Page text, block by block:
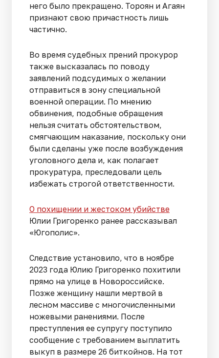
него было прекращено. Тороян и Агаян
признают свою причастность лишь
частично.
Во время судебных прений прокурор
также высказалась по поводу
заявлений подсудимых о желании
отправиться в зону специальной
военной операции. По мнению
обвинения, подобные обращения
нельзя считать обстоятельством,
смягчающим наказание, поскольку они
были сделаны уже после возбуждения
уголовного дела и, как полагает
прокуратура, преследовали цель
избежать строгой ответственности.
О похищении и жестоком убийстве
Юлии Григоренко ранее рассказывал
«Югополис».
Следствие установило, что в ноябре
2023 года Юлию Григоренко похитили
прямо на улице в Новороссийске.
Позже женщину нашли мертвой в
лесном массиве с многочисленными
ножевыми ранениями. После
преступления ее супругу поступило
сообщение с требованием выплатить
выкуп в размере 26 биткойнов. На тот